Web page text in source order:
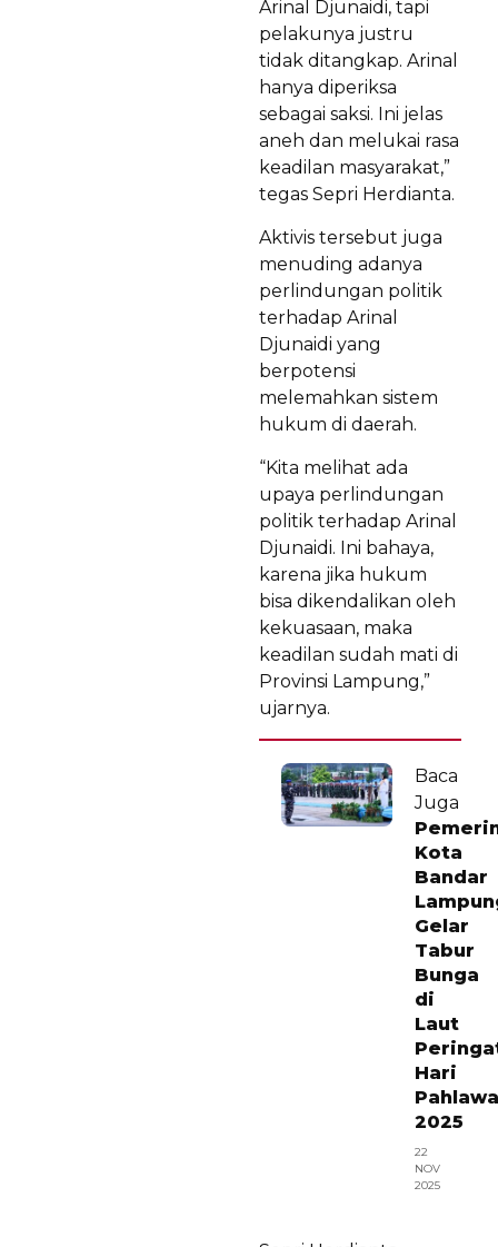
Arinal Djunaidi, tapi
pelakunya justru
tidak ditangkap. Arinal
hanya diperiksa
sebagai saksi. Ini jelas
aneh dan melukai rasa
keadilan masyarakat,”
tegas Sepri Herdianta.
Aktivis tersebut juga
menuding adanya
perlindungan politik
terhadap Arinal
Djunaidi yang
berpotensi
melemahkan sistem
hukum di daerah.
“Kita melihat ada
upaya perlindungan
politik terhadap Arinal
Djunaidi. Ini bahaya,
karena jika hukum
bisa dikendalikan oleh
kekuasaan, maka
keadilan sudah mati di
Provinsi Lampung,”
ujarnya.
Baca
Juga
Kota
Bandar
Gelar
Tabur
Bunga
di
Laut
Hari
2025
22
NOV
2025